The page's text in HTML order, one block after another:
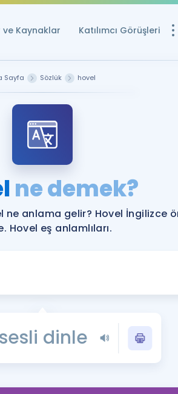
Kaynaklar Katılımcı Görüşleri
YDS ve YÖKDİL
Rehberlik Aracı
YDS ve YÖKDİL'e
Tüm ÖSYM
YDS - YÖKDİL
İngilizce Gramer
Sayfa Sözlük hovel
ne demek?
ne anlama gelir? Hovel İngilizce
Hovel eş anlamlıları.
sesli dinle